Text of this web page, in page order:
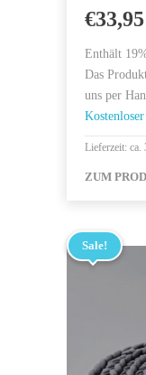
von 5
€33,95
Enthält
Das
uns per
Kostenloser
Lieferzeit: ca.
ZUM
Sale!